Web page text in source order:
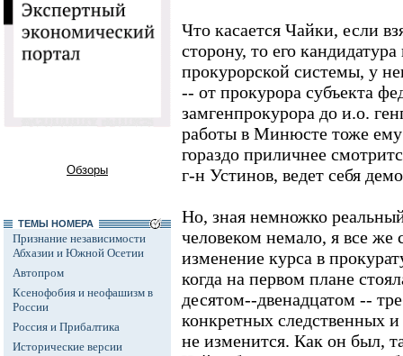
Обзоры
ТЕМЫ НОМЕРА
Признание независимости
Абхазии и Южной Осетии
Автопром
Ксенофобия и неофашизм в
России
Россия и Прибалтика
Исторические версии
Что касается Чайки, если
сторону, то его
прокурорской системы, у
-- от прокурора субъекта
замгенпрокурора до и.о.
работы в Минюсте тоже
гораздо приличнее
г-н Устинов, ведет себя
Но, зная немножко
человеком немало, я все
изменение курса в
когда на первом плане
десятом--двенадцатом --
конкретных следственных
не изменится. Как он был,